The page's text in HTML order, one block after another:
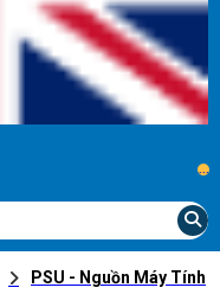
...
PSU - Nguồn Máy Tính